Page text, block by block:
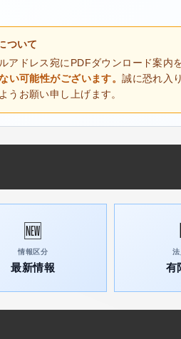
ついて
アドレス宛にPDFダウンロード案内
い可能性がございます。誠に恐れ入
うお願い申し上げます。
🆕
情報区分
最新情報
法
有